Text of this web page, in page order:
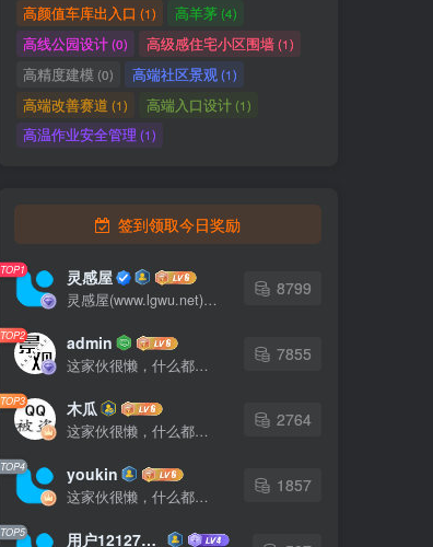
高颜值车库出入口 (1) 高羊茅(4)
高线公园设计(0) 高级感住宅小区围墙(1)
高精度建模 (0) 高端社区景观 (1)
高端改善赛道 (1) 高端入口设计(1)
高温作业安全管理 (1)
签到领取今日奖励
TOP1 灵感屋
灵感屋(www.lgwu.net)尽可能为每一位设计师提供更全面、更精致、更具有创意感的设计素材。努力成为景观设计师展示实力和互相学习的优质网络资源发布平台。
8799
TOP2 admin
这家伙很懒，什么都没有写...
7855
TOP3 木瓜
这家伙很懒，什么都没有写...
2764
TOP4 youkin
这家伙很懒，什么都没有写...
1857
TOP5 用户12127023